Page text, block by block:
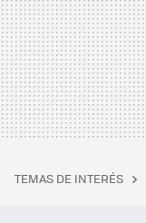
TEMAS DE INTERÉS